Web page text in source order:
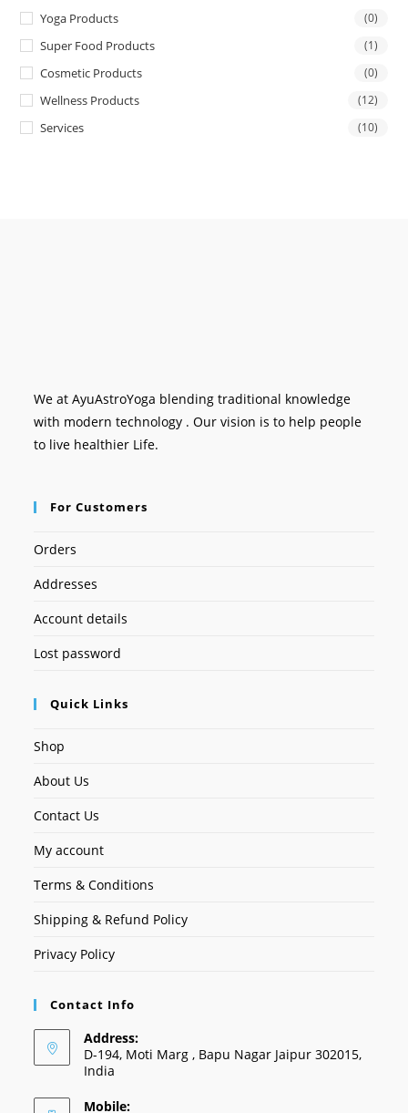
Yoga Products (0)
Super Food Products (1)
Cosmetic Products (0)
Wellness Products (12)
Services (10)
We at AyuAstroYoga blending traditional knowledge
with modern technology . Our vision is to help people
to live healthier Life.
For Customers
Orders
Addresses
Account details
Lost password
Quick Links
Shop
About Us
Contact Us
My account
Terms & Conditions
Shipping & Refund Policy
Privacy Policy
Contact Info
Address:
D-194, Moti Marg , Bapu Nagar Jaipur 302015,
India
Mobile: